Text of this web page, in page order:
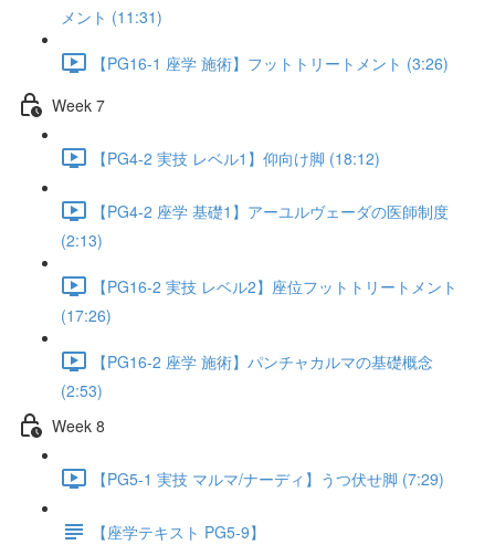
メント (11:31)
【PG16-1 座学 施術】フットトリートメント (3:26)
Week 7
【PG4-2 実技 レベル1】仰向け脚 (18:12)
【PG4-2 座学 基礎1】アーユルヴェーダの医師制度
(2:13)
【PG16-2 実技 レベル2】座位フットトリートメント
(17:26)
【PG16-2 座学 施術】パンチャカルマの基礎概念
(2:53)
Week 8
【PG5-1 実技 マルマ/ナーディ】うつ伏せ脚 (7:29)
【座学テキスト PG5-9】